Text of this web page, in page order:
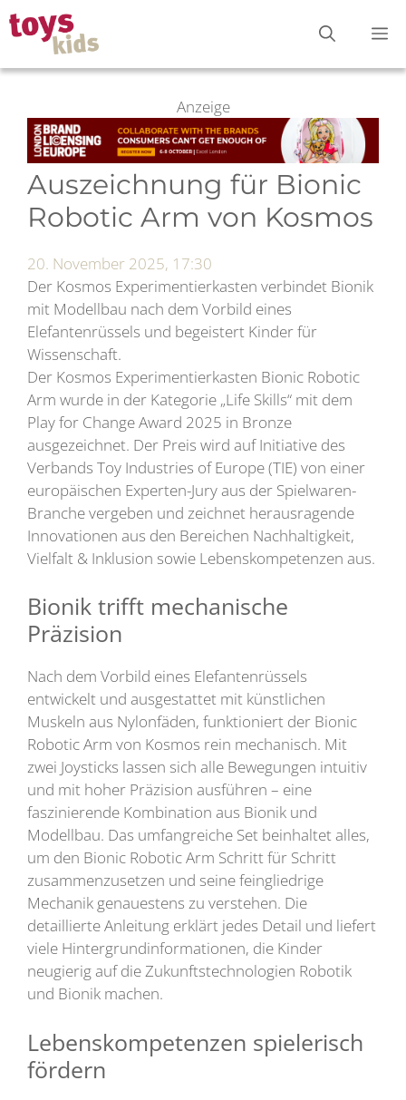
Zum
Inhalt
springen
Anzeige
Auszeichnung für Bionic
Robotic Arm von Kosmos
20. November 2025, 17:30
Der Kosmos Experimentierkasten verbindet Bionik
mit Modellbau nach dem Vorbild eines
Elefantenrüssels und begeistert Kinder für
Wissenschaft.
Der Kosmos Experimentierkasten Bionic Robotic
Arm wurde in der Kategorie „Life Skills“ mit dem
Play for Change Award 2025 in Bronze
ausgezeichnet. Der Preis wird auf Initiative des
Verbands Toy Industries of Europe (TIE) von einer
europäischen Experten-Jury aus der Spielwaren-
Branche vergeben und zeichnet herausragende
Innovationen aus den Bereichen Nachhaltigkeit,
Vielfalt & Inklusion sowie Lebenskompetenzen aus.
Bionik trifft mechanische
Präzision
Nach dem Vorbild eines Elefantenrüssels
entwickelt und ausgestattet mit künstlichen
Muskeln aus Nylonfäden, funktioniert der Bionic
Robotic Arm von Kosmos rein mechanisch. Mit
zwei Joysticks lassen sich alle Bewegungen intuitiv
und mit hoher Präzision ausführen – eine
faszinierende Kombination aus Bionik und
Modellbau. Das umfangreiche Set beinhaltet alles,
um den Bionic Robotic Arm Schritt für Schritt
zusammenzusetzen und seine feingliedrige
Mechanik genauestens zu verstehen. Die
detaillierte Anleitung erklärt jedes Detail und liefert
viele Hintergrundinformationen, die Kinder
neugierig auf die Zukunftstechnologien Robotik
und Bionik machen.
Lebenskompetenzen spielerisch
fördern